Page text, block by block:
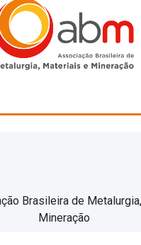
Brasileira de
Mineração